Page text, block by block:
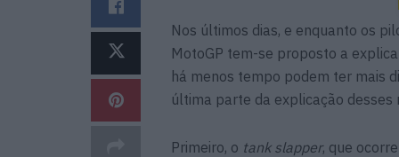
Nos últimos dias, e enquanto os
MotoGP tem-se proposto a
há menos tempo podem ter mais
última parte da explicação desses
Primeiro, o tank slapper, que